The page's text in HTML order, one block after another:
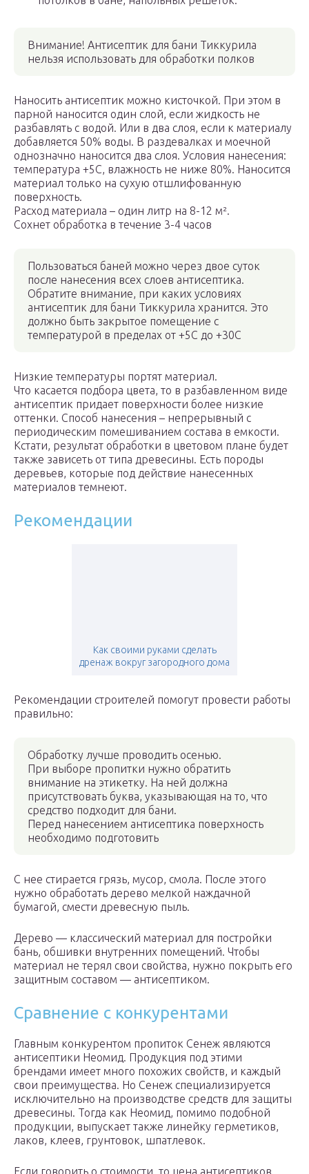
Внимание! Антисептик для бани Тиккурила
нельзя использовать для обработки полков
Наносить антисептик можно кисточкой. При этом в
парной наносится один слой, если жидкость не
разбавлять с водой. Или в два слоя, если к материалу
добавляется 50% воды. В раздевалках и моечной
однозначно наносится два слоя. Условия нанесения:
температура +5С, влажность не ниже 80%. Наносится
материал только на сухую отшлифованную
поверхность.
Расход материала – один литр на 8-12 м².
Сохнет обработка в течение 3-4 часов
Пользоваться баней можно через двое суток
после нанесения всех слоев антисептика.
Обратите внимание, при каких условиях
антисептик для бани Тиккурила хранится. Это
должно быть закрытое помещение с
температурой в пределах от +5С до +30С
Низкие температуры портят материал.
Что касается подбора цвета, то в разбавленном виде
антисептик придает поверхности более низкие
оттенки. Способ нанесения – непрерывный с
периодическим помешиванием состава в емкости.
Кстати, результат обработки в цветовом плане будет
также зависеть от типа древесины. Есть породы
деревьев, которые под действие нанесенных
материалов темнеют.
Рекомендации
Как своими руками сделать
дренаж вокруг загородного дома
Рекомендации строителей помогут провести работы
правильно:
Обработку лучше проводить осенью.
При выборе пропитки нужно обратить
внимание на этикетку. На ней должна
присутствовать буква, указывающая на то, что
средство подходит для бани.
Перед нанесением антисептика поверхность
необходимо подготовить
С нее стирается грязь, мусор, смола. После этого
нужно обработать дерево мелкой наждачной
бумагой, смести древесную пыль.
Дерево — классический материал для постройки
бань, обшивки внутренних помещений. Чтобы
материал не терял свои свойства, нужно покрыть его
защитным составом — антисептиком.
Сравнение с конкурентами
Главным конкурентом пропиток Сенеж являются
антисептики Неомид. Продукция под этими
брендами имеет много похожих свойств, и каждый
свои преимущества. Но Сенеж специализируется
исключительно на производстве средств для защиты
древесины. Тогда как Неомид, помимо подобной
продукции, выпускает также линейку герметиков,
лаков, клеев, грунтовок, шпатлевок.
Если говорить о стоимости, то цена антисептиков